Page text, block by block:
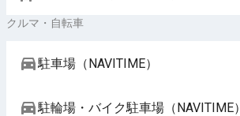
クルマ・自転車
駐車場（NAVITIME）
駐輪場・バイク駐車場（NAVITIME）